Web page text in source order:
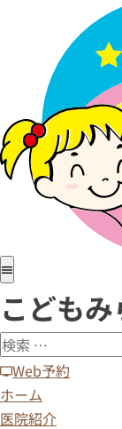
医院紹介
アレルギー科
予防接種
病児・病後児保育
診療時間・アクセ
求人情報
こども
Web予約
ホーム
医院紹介